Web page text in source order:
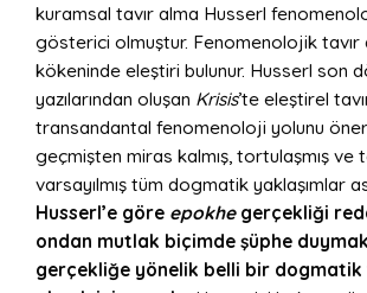
kuramsal tavır alma Husserl
gösterici olmuştur. Fenomenolojik tavır
kökeninde eleştiri bulunur. Husserl son
yazılarından oluşan Krisis’te eleştirel
transandantal fenomenoloji yolunu
geçmişten miras kalmış, tortulaşmış ve
varsayılmış tüm dogmatik yaklaşımlar
Husserl’e göre epokhegerçekliği
ondan mutlak biçimde şüphe
gerçekliğe yönelik belli bir dogmatik